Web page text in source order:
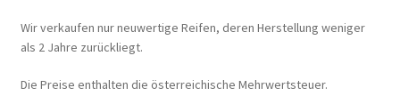
Wir verkaufen nur neuwertige Reifen, deren Herstellung weniger
als 2 Jahre zurückliegt.
Die Preise enthalten die österreichische Mehrwertsteuer.